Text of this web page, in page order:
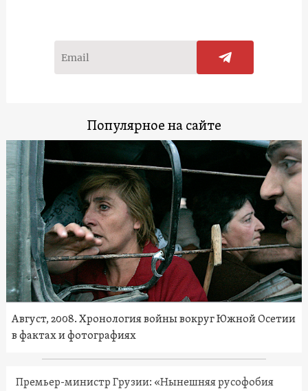
Популярное на сайте
Август, 2008. Хронология войны вокруг Южной Осетии
в фактах и фотографиях
Премьер-министр Грузии: «Нынешняя русофобия